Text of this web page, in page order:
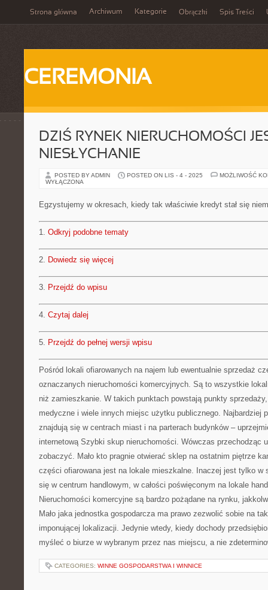
Strona główna Archiwum Kategorie Obrączki Spis Treści
CEREMONIA
DZIŚ RYNEK NIERUCHOMOŚCI
NIESŁYCHANIE
POSTED BY ADMIN POSTED ON LIS - 4 - 2025
MOŻLIWOŚĆ
WYŁĄCZONA
Egzystujemy w okresach, kiedy tak właściwie kredyt stał się
1. Odkryj podobne tematy
2. Dowiedz się więcej
3. Przejdź do wpisu
4. Czytaj dalej
5. Przejdź do pełnej wersji wpisu
Pośród lokali ofiarowanych na najem lub ewentualnie sprzedaż
oznaczanych nieruchomości komercyjnych. Są to wszystkie
niż zamieszkanie. W takich punktach powstają punkty
medyczne i wiele innych miejsc użytku publicznego. Najbardziej
znajdują się w centrach miast i na parterach budynków –
internetową Szybki skup nieruchomości. Wówczas przechodząc
zobaczyć. Mało kto pragnie otwierać sklep na ostatnim piętrze
części ofiarowana jest na lokale mieszkalne. Inaczej jest tylko w
się w centrum handlowym, w całości poświęconym na lokale
Nieruchomości komercyjne są bardzo pożądane na rynku,
Mało jaka jednostka gospodarcza ma prawo zezwolić sobie na
imponującej lokalizacji. Jedynie wtedy, kiedy dochody
myśleć o biurze w wybranym przez nas miejscu, a nie
CATEGORIES: WINNE GOSPODARSTWA I WINNICE